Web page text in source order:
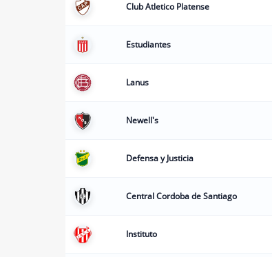
Club Atletico Platense
Estudiantes
Lanus
Newell's
Defensa y Justicia
Central Cordoba de Santiago
Instituto